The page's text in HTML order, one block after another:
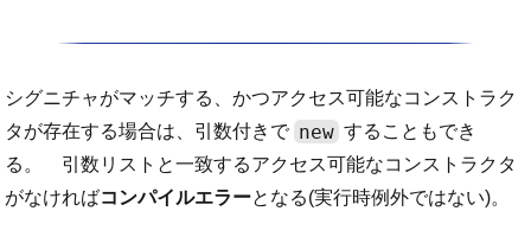
シグニチャがマッチする、かつアクセス可能なコンストラク
タが存在する場合は、引数付きで new することもでき
る。 引数リストと一致するアクセス可能なコンストラクタ
がなければコンパイルエラーとなる(実行時例外ではない)。